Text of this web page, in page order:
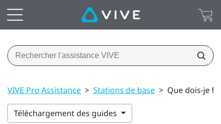
VIVE Pro Assistance > Stations de base > Que dois-je
Téléchargement des guides